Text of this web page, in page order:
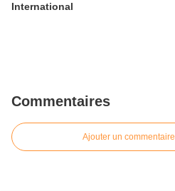
International
Commentaires
Ajouter un commentaire